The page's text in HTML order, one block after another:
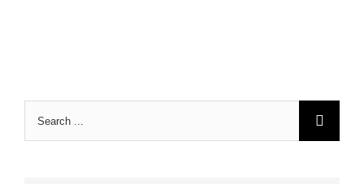
Search